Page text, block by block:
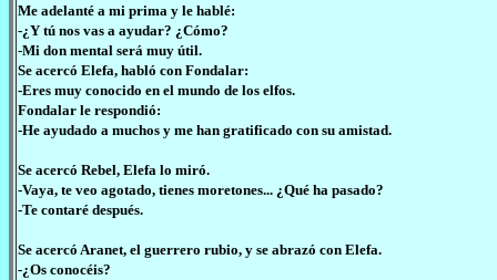
Me adelanté a mi prima y le hablé:
-¿Y tú nos vas a ayudar? ¿Cómo?
-Mi don mental será muy útil.
Se acercó Elefa, habló con Fondalar:
-Eres muy conocido en el mundo de los elfos.
Fondalar le respondió:
-He ayudado a muchos y me han gratificado con su amistad.
Se acercó Rebel, Elefa lo miró.
-Vaya, te veo agotado, tienes moretones... ¿Qué ha pasado?
-Te contaré después.
Se acercó Aranet, el guerrero rubio, y se abrazó con Elefa.
-¿Os conocéis?